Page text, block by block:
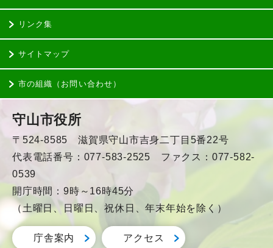
リンク集
サイトマップ
市の組織（お問い合わせ）
守山市役所
〒524-8585 滋賀県守山市吉身二丁目5番22号
代表電話番号：077-583-2525 ファクス：077-582-
0539
開庁時間：9時～16時45分
（土曜日、日曜日、祝休日、年末年始を除く）
庁舎案内 アクセス